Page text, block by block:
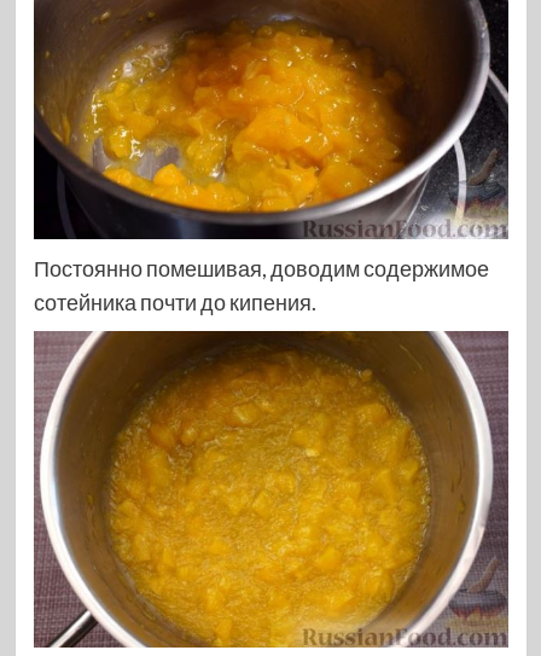
Постоянно помешивая, доводим содержимое
сотейника почти до кипения.